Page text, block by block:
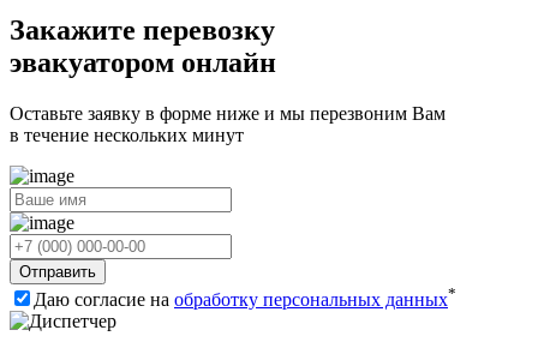
Закажите перевозку
эвакуатором онлайн
Оставьте заявку в форме ниже и мы перезвоним Вам
в течение нескольких минут
Отправить
Даю согласие на обработку персональных данных*